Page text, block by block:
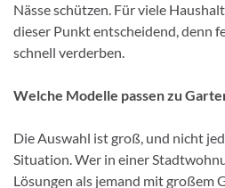
Nässe schützen. Für viele
dieser Punkt entscheidend, denn
schnell verderben.
Welche Modelle passen zu
Die Auswahl ist groß, und nicht
Situation. Wer in einer
Lösungen als jemand mit großem